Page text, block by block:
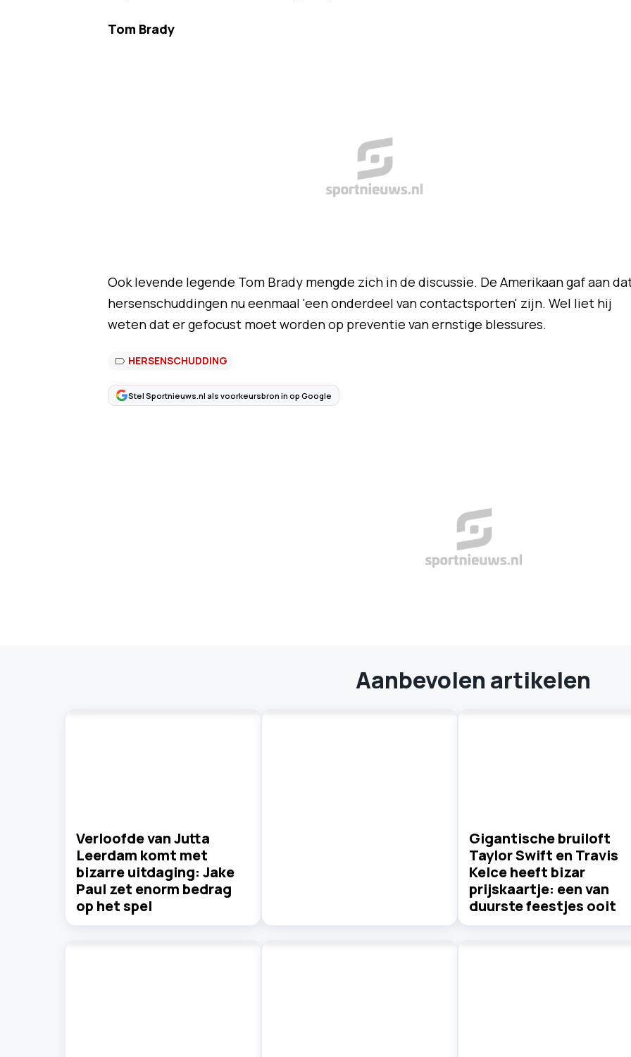
Tom Brady
Ook levende legende Tom Brady mengde zich in de discussie. De Amerikaan gaf aan
hersenschuddingen nu eenmaal 'een onderdeel van contactsporten' zijn. Wel liet hij
weten dat er gefocust moet worden op preventie van ernstige blessures.
HERSENSCHUDDING
Stel Sportnieuws.nl als voorkeursbron in op Google
Aanbevolen artikelen
Verloofde van Jutta
Leerdam komt met
bizarre uitdaging: Jake
Paul zet enorm bedrag
op het spel
Gigantische bruiloft
Taylor Swift en Travis
Kelce heeft bizar
prijskaartje: een van
duurste feestjes ooit